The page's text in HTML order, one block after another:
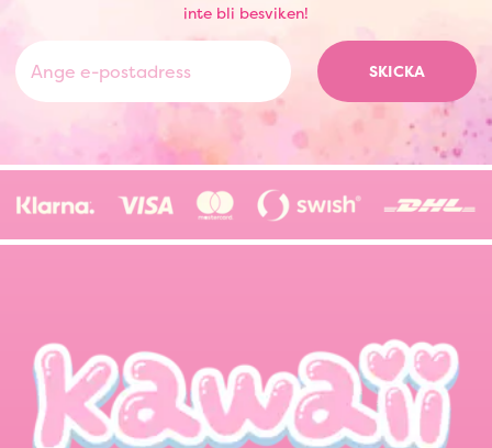
inte bli besviken!
SKICKA